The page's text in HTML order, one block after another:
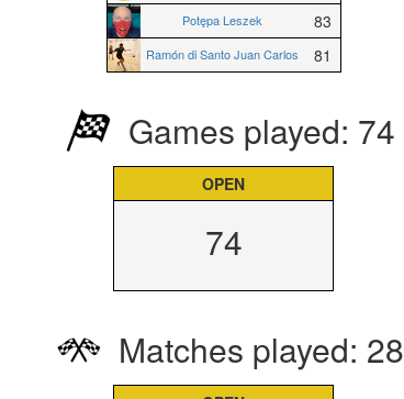
Potępa Leszek 83
Ramón di Santo Juan Carlos 81
Games played: 74
OPEN
74
Matches played: 28